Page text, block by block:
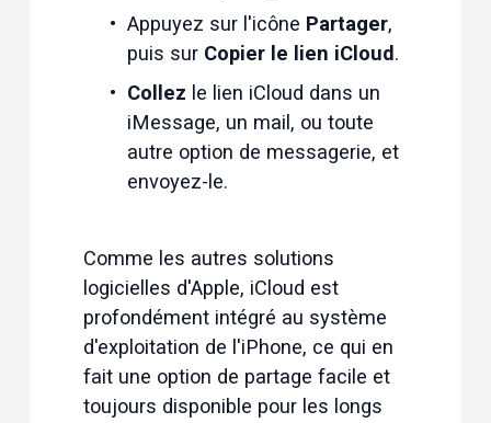
Appuyez sur l'icône Partager,
puis sur Copier le lien iCloud .
Collez le lien iCloud dans un
iMessage, un mail, ou toute
autre option de messagerie, et
envoyez-le.
Comme les autres solutions
logicielles d'Apple, iCloud est
profondément intégré au système
d'exploitation de l'iPhone, ce qui en
fait une option de partage facile et
toujours disponible pour les longs